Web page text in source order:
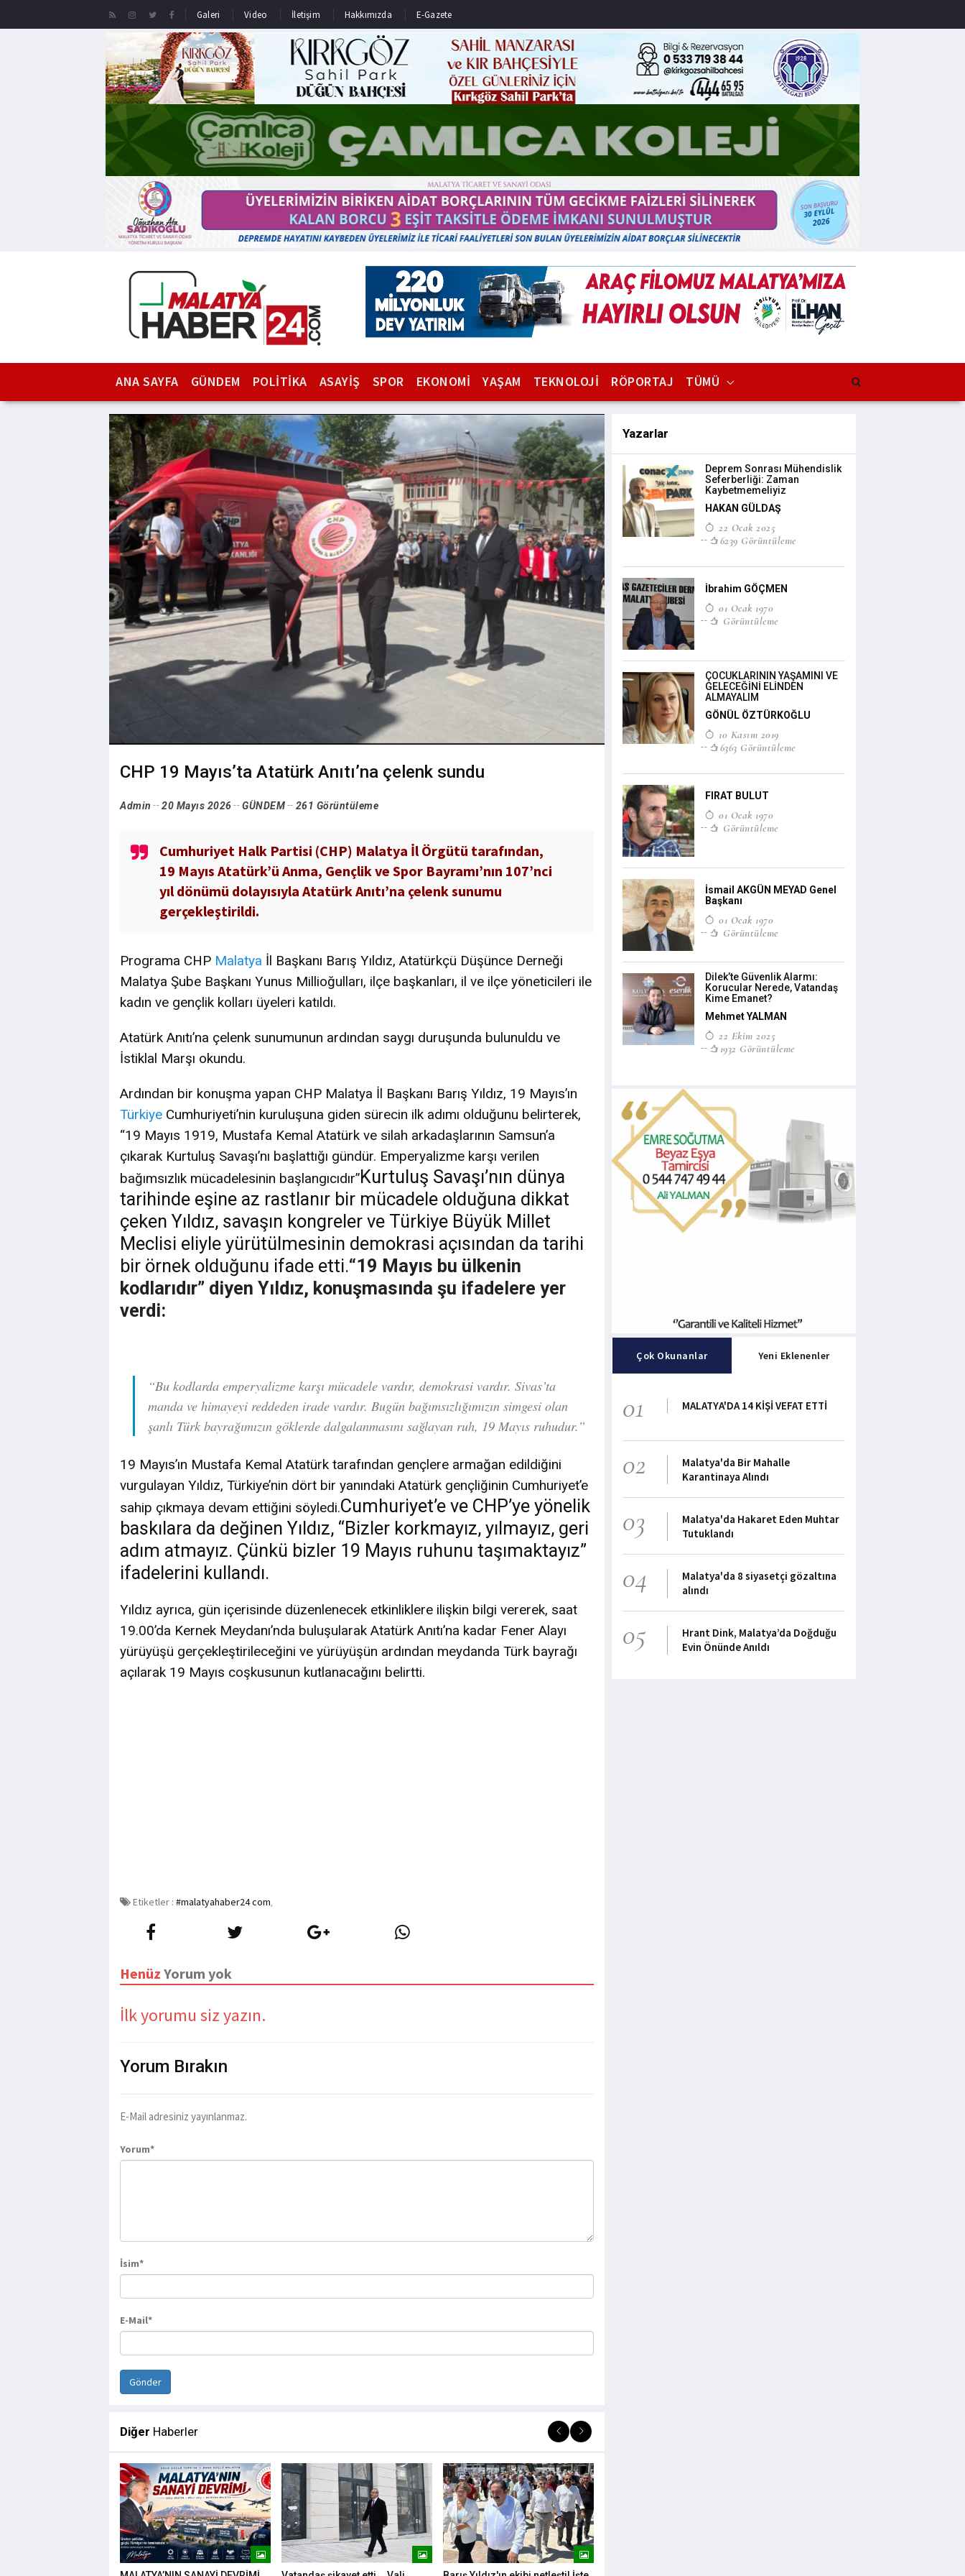
Galeri Video İletişim Hakkımızda E-Gazete
ANA SAYFA GÜNDEM POLİTİKA ASAYİŞ SPOR EKONOMİ YAŞAM TEKNOLOJİ RÖPORTAJ TÜMÜ
CHP 19 Mayıs’ta Atatürk Anıtı’na çelenk sundu
Admin 20 Mayıs 2026 GÜNDEM 261 Görüntüleme
Cumhuriyet Halk Partisi (CHP) Malatya İl Örgütü tarafından,
19 Mayıs Atatürk’ü Anma, Gençlik ve Spor Bayramı’nın 107’nci
yıl dönümü dolayısıyla Atatürk Anıtı’na çelenk sunumu
gerçekleştirildi.
Programa CHP Malatya İl Başkanı Barış Yıldız, Atatürkçü Düşünce Derneği
Malatya Şube Başkanı Yunus Millioğulları, ilçe başkanları, il ve ilçe yöneticileri ile
kadın ve gençlik kolları üyeleri katıldı.
Atatürk Anıtı’na çelenk sunumunun ardından saygı duruşunda bulunuldu ve
İstiklal Marşı okundu.
Ardından bir konuşma yapan CHP Malatya İl Başkanı Barış Yıldız, 19 Mayıs’ın
Türkiye Cumhuriyeti’nin kuruluşuna giden sürecin ilk adımı olduğunu belirterek,
“19 Mayıs 1919, Mustafa Kemal Atatürk ve silah arkadaşlarının Samsun’a
çıkarak Kurtuluş Savaşı’nı başlattığı gündür. Emperyalizme karşı verilen
bağımsızlık mücadelesinin başlangıcıdır”Kurtuluş Savaşı’nın dünya
tarihinde eşine az rastlanır bir mücadele olduğuna dikkat
çeken Yıldız, savaşın kongreler ve Türkiye Büyük Millet
Meclisi eliyle yürütülmesinin demokrasi açısından da tarihi
bir örnek olduğunu ifade etti.“19 Mayıs bu ülkenin
kodlarıdır” diyen Yıldız, konuşmasında şu ifadelere yer
verdi:
“Bu kodlarda emperyalizme karşı mücadele vardır, demokrasi vardır. Sivas’ta
manda ve himayeyi reddeden irade vardır. Bugün bağımsızlığımızın simgesi olan
şanlı Türk bayrağımızın göklerde dalgalanmasını sağlayan ruh, 19 Mayıs ruhudur.”
19 Mayıs’ın Mustafa Kemal Atatürk tarafından gençlere armağan edildiğini
vurgulayan Yıldız, Türkiye’nin dört bir yanındaki Atatürk gençliğinin Cumhuriyet’e
sahip çıkmaya devam ettiğini söyledi.Cumhuriyet’e ve CHP’ye yönelik
baskılara da değinen Yıldız, “Bizler korkmayız, yılmayız, geri
adım atmayız. Çünkü bizler 19 Mayıs ruhunu taşımaktayız”
ifadelerini kullandı.
Yıldız ayrıca, gün içerisinde düzenlenecek etkinliklere ilişkin bilgi vererek, saat
19.00’da Kernek Meydanı’nda buluşularak Atatürk Anıtı’na kadar Fener Alayı
yürüyüşü gerçekleştirileceğini ve yürüyüşün ardından meydanda Türk bayrağı
açılarak 19 Mayıs coşkusunun kutlanacağını belirtti.
Etiketler : #malatyahaber24 com
Henüz Yorum yok
İlk yorumu siz yazın.
Yorum Bırakın
E-Mail adresiniz yayınlanmaz.
Yorum*
İsim*
E-Mail*
Diğer Haberler
Yazarlar
Deprem Sonrası Mühendislik
Seferberliği: Zaman
Kaybetmemeliyiz
HAKAN GÜLDAŞ
22 Ocak 2025
6239 Görüntüleme
İbrahim GÖÇMEN
01 Ocak 1970
Görüntüleme
ÇOCUKLARININ YAŞAMINI VE
GELECEĞİNİ ELİNDEN
ALMAYALIM
GÖNÜL ÖZTÜRKOĞLU
10 Kasım 2019
6363 Görüntüleme
FIRAT BULUT
01 Ocak 1970
Görüntüleme
İsmail AKGÜN MEYAD Genel
Başkanı
01 Ocak 1970
Görüntüleme
Dilek’te Güvenlik Alarmı:
Korucular Nerede, Vatandaş
Kime Emanet?
Mehmet YALMAN
22 Ekim 2025
1932 Görüntüleme
Çok Okunanlar Yeni Eklenenler
01 MALATYA'DA 14 KİŞİ VEFAT ETTİ
02
Malatya'da Bir Mahalle
Karantinaya Alındı
03
Malatya'da Hakaret Eden Muhtar
Tutuklandı
04
Malatya'da 8 siyasetçi gözaltına
alındı
05
Hrant Dink, Malatya’da Doğduğu
Evin Önünde Anıldı